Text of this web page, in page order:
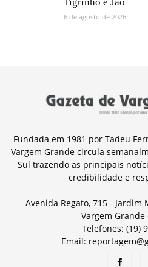
6 de agosto de 2026
Fundada em 1981 por Tadeu
Vargem Grande circula
Sul trazendo as principais
credibilidade e
Avenida Regato, 715 - Jardim
Vargem Grande
Telefones: (19)
Email: